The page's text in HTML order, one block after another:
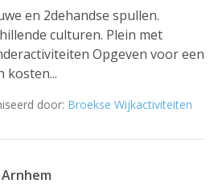
en 2dehandse spullen.
culturen. Plein met
Opgeven voor een
kosten...
door: Broekse Wijkactiviteiten